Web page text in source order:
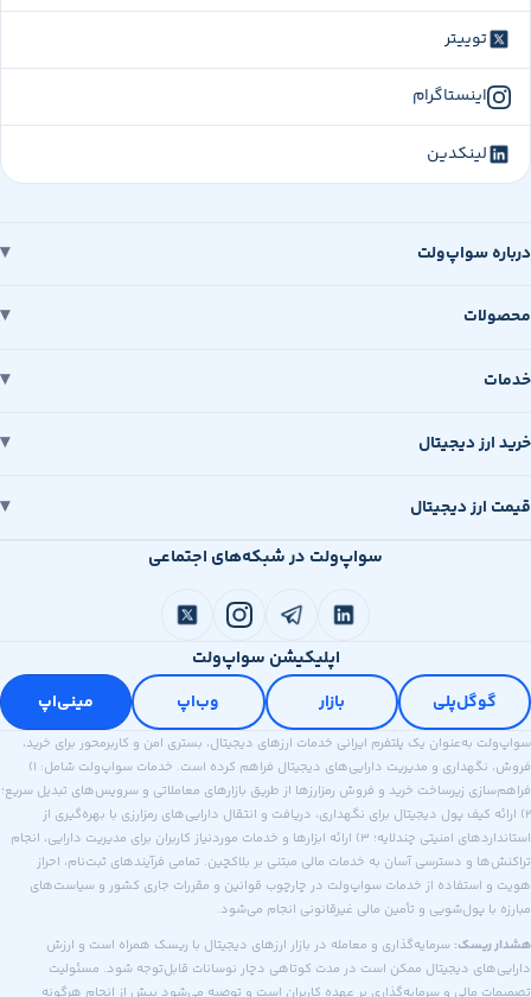
توییتر
اینستاگرام
لینکدین
درباره سواپ‌ولت
محصولات
خدمات
خرید ارز دیجیتال
قیمت ارز دیجیتال
سواپ‌ولت در شبکه‌های اجتماعی
اپلیکیشن سواپ‌ولت
گوگل‌پلی بازار وب‌اپ مینی‌اپ
سواپ‌ولت به‌عنوان یک پلتفرم ایرانی خدمات ارزهای دیجیتال، بستری امن و کاربرمحور برای خرید،
فروش، نگهداری و مدیریت دارایی‌های دیجیتال فراهم کرده است. خدمات سواپ‌ولت شامل: ۱)
فراهم‌سازی زیرساخت خرید و فروش رمزارزها از طریق بازارهای معاملاتی و سرویس‌های تبدیل سریع؛
۲) ارائه کیف پول دیجیتال برای نگهداری، دریافت و انتقال دارایی‌های رمزارزی با بهره‌گیری از
استانداردهای امنیتی چندلایه؛ ۳) ارائه ابزارها و خدمات موردنیاز کاربران برای مدیریت دارایی، انجام
تراکنش‌ها و دسترسی آسان به خدمات مالی مبتنی بر بلاکچین. تمامی فرآیندهای ثبت‌نام، احراز
هویت و استفاده از خدمات سواپ‌ولت در چارچوب قوانین و مقررات جاری کشور و سیاست‌های
مبارزه با پول‌شویی و تأمین مالی غیرقانونی انجام می‌شود.
هشدار ریسک: سرمایه‌گذاری و معامله در بازار ارزهای دیجیتال با ریسک همراه است و ارزش
دارایی‌های دیجیتال ممکن است در مدت کوتاهی دچار نوسانات قابل‌توجه شود. مسئولیت
تصمیمات مالی و سرمایه‌گذاری بر عهده کاربران است و توصیه می‌شود پیش از انجام هرگونه